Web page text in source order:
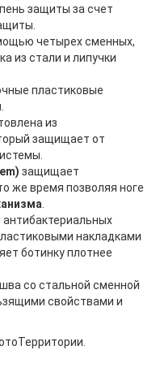
защиты за счет
четырех сменных,
из стали и липучки
пластиковые
из
защищает от
защищает
же время позволяя ноге
антибактериальных
накладками
ботинку плотнее
со стальной сменной
свойствами и